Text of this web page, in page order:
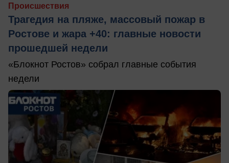
Происшествия
Трагедия на пляже, массовый пожар в
Ростове и жара +40: главные новости
прошедшей недели
«Блокнот Ростов» собрал главные события
недели